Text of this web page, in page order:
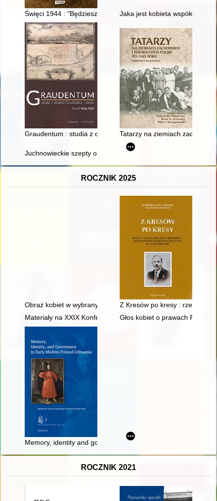
Święci 1944 : "Będziesz miłował"Jaka jest kobieta
Graudentum : studia z dziejów Grudziądza i okolic. T. 3,
Tatarzy na ziemiach
Juchnowieckie szepty o historii. T. 6
ROCZNIK 2025
Obraz kobiet w wybranych dziełach historiografii kościelnej z
Z Kresów po kresy : rzecz o
Materiały na XXIX Konferencję Historyczną "Z dziejów ziemi
Głos kobiet o prawach Polek
Memory, identity and governance in early modern Poland-
ROCZNIK 2021